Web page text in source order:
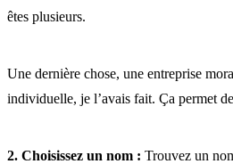
êtes plusieurs.
Une dernière chose, une entreprise
individuelle, je l’avais fait. Ça permet
2. Choisissez un nom : Trouvez un